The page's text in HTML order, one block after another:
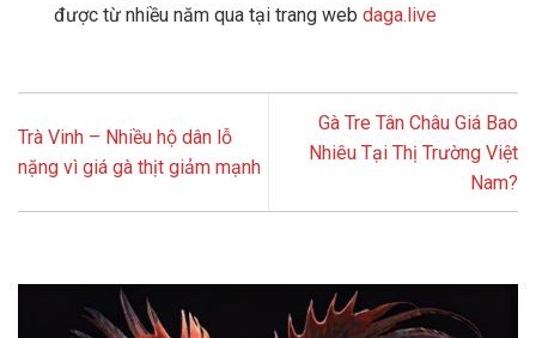
được từ nhiều năm qua tại trang web daga.live
Trà Vinh – Nhiều hộ dân lỗ
nặng vì giá gà thịt giảm mạnh
Gà Tre Tân Châu Giá Bao
Nhiêu Tại Thị Trường Việt
Nam?